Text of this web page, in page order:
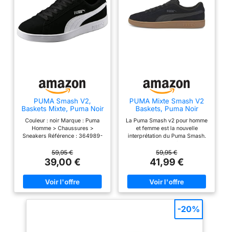
PUMA Smash V2,
Baskets Mixte, Puma Noir
Métallisé, 43 EU
Couleur : noir Marque : Puma
Homme > Chaussures >
Sneakers Référence : 364989-
59,95 €
39,00 €
PUMA Mixte Smash V2
Baskets, Puma Noir
La Puma Smash v2 pour homme
et femme est la nouvelle
interprétation du Puma Smash.
et la tige en daim font de la
basket le compagnon idéal au
quotidien La semelle extérieure
en caoutchouc de la chaussure
de skate assure un confort
agréable et une adhérence
complète des baskets de
football offre un ajustement
parfait Les chaussures de sport
59,95 €
41,99 €
-20%